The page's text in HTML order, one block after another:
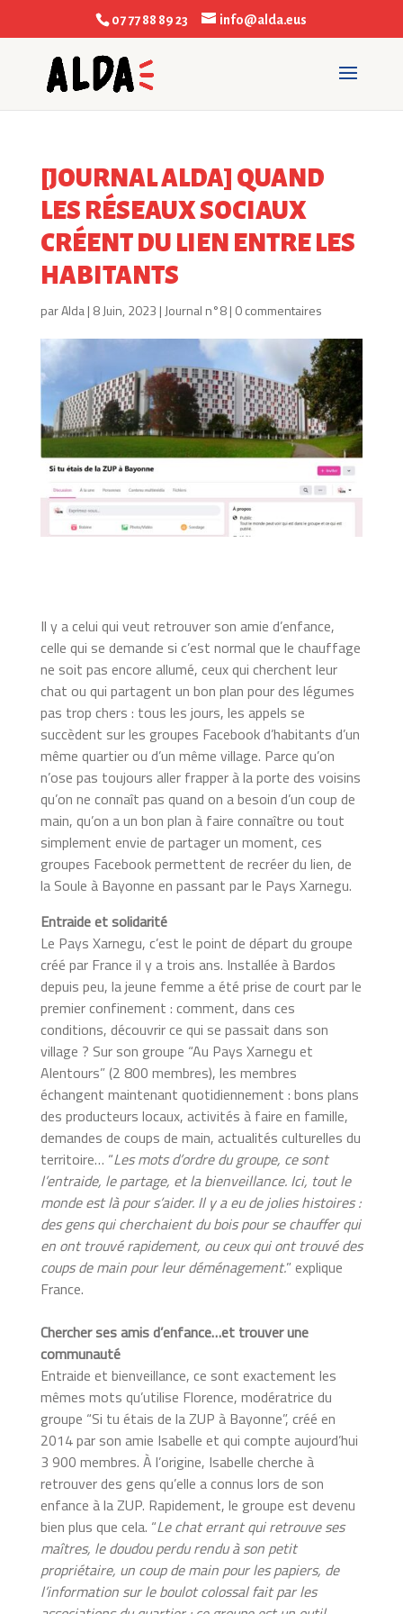
07 77 88 89 23 info@alda.eus
[JOURNAL ALDA] QUAND
LES RÉSEAUX SOCIAUX
CRÉENT DU LIEN ENTRE LES
HABITANTS
parAlda| 8 Juin, 2023 | Journal n°8| 0 commentaires
Il y a celui qui veut retrouver son amie d’enfance,
celle qui se demande si c’est normal que le chauffage
ne soit pas encore allumé, ceux qui cherchent leur
chat ou qui partagent un bon plan pour des légumes
pas trop chers : tous les jours, les appels se
succèdent sur les groupes Facebook d’habitants d’un
même quartier ou d’un même village. Parce qu’on
n’ose pas toujours aller frapper à la porte des voisins
qu’on ne connaît pas quand on a besoin d’un coup de
main, qu’on a un bon plan à faire connaître ou tout
simplement envie de partager un moment, ces
groupes Facebook permettent de recréer du lien, de
la Soule à Bayonne en passant par le Pays Xarnegu.
Entraide et solidarité
Le Pays Xarnegu, c’est le point de départ du groupe
créé par France il y a trois ans. Installée à Bardos
depuis peu, la jeune femme a été prise de court par le
premier confinement : comment, dans ces
conditions, découvrir ce qui se passait dans son
village ? Sur son groupe “Au Pays Xarnegu et
Alentours” (2 800 membres), les membres
échangent maintenant quotidiennement : bons plans
des producteurs locaux, activités à faire en famille,
demandes de coups de main, actualités culturelles du
territoire… “Les mots d’ordre du groupe, ce sont
l’entraide, le partage, et la bienveillance. Ici, tout le
monde est là pour s’aider. Il y a eu de jolies histoires :
des gens qui cherchaient du bois pour se chauffer qui
en ont trouvé rapidement, ou ceux qui ont trouvé des
coups de main pour leur déménagement.” explique
France.
Chercher ses amis d’enfance…et trouver une
communauté
Entraide et bienveillance, ce sont exactement les
mêmes mots qu’utilise Florence, modératrice du
groupe “Si tu étais de la ZUP à Bayonne”, créé en
2014 par son amie Isabelle et qui compte aujourd’hui
3 900 membres. À l’origine, Isabelle cherche à
retrouver des gens qu’elle a connus lors de son
enfance à la ZUP. Rapidement, le groupe est devenu
bien plus que cela. “Le chat errant qui retrouve ses
maîtres, le doudou perdu rendu à son petit
propriétaire, un coup de main pour les papiers, de
l’information sur le boulot colossal fait par les